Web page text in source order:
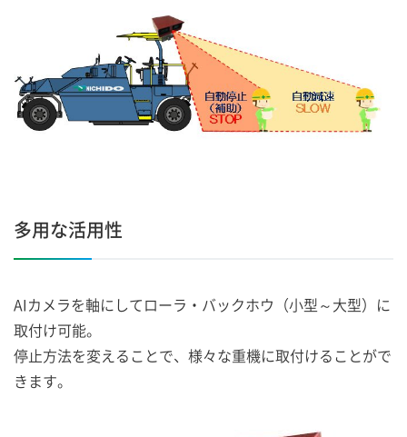
多用な活用性
AIカメラを軸にしてローラ・バックホウ（小型～大型）に
取付け可能。
停止方法を変えることで、様々な重機に取付けることがで
きます。